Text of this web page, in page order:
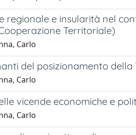
regionale e insularità nel
Territoriale)
Carlo
del posizionamento della
Carlo
vicende economiche e
Carlo